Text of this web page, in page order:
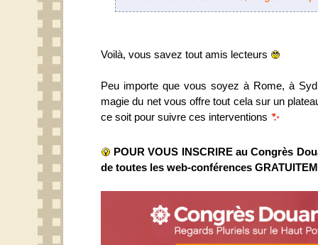
Voilà, vous savez tout amis lecteurs
Peu importe que vous soyez à Rome, à
magie du net vous offre tout cela sur un
ce soit pour suivre ces interventions
POUR VOUS INSCRIRE au Congrès
de toutes les web-conférences